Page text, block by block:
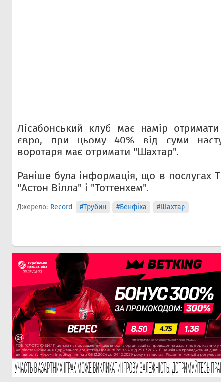
Лісабонський клуб має намір
євро, при цьому 40% від суми
воротаря має отримати "Шахтар".
Раніше була інформація, що в послугах
"Астон Вілла" і "Тоттенхем".
Джерело: Record #Трубин #Бенфіка #Шахтар